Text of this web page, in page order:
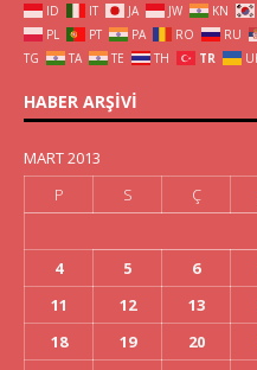
ID
IT JA JW KN
PL
PT PA RO RU
TG
TA TE TH TR
HABER ARŞIVI
MART 2013
P
S Ç
4
5 6
11
12 13
18
19 20